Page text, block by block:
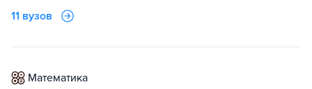
11 вузов
математика